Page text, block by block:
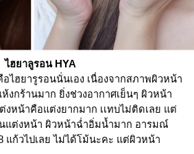
ไฮยาลูรอน HYA
ฮยารูรอนนั่นเอง เนื่องจากสภาพผิวหน้า
งกร้านมาก ยิ่งช่วงอากาศเย็นๆ ผิวหน้า
งหน้าคือแต่งยากมาก เเทบไม่ติดเลย แต่
แต่งหน้า ผิวหน้าฉ่ำอิ่มน้ำมาก อารมณ์
ก้วไปเลย ไม่ได้โม้นะคะ แต่ผิวหน้า